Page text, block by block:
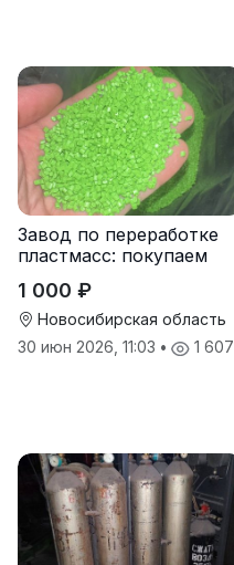
Завод по переработке
пластмасс: покупаем
паллет и поддонов
1 000 ₽
Новосибирская область
30 июн 2026, 11:03 • 1 607